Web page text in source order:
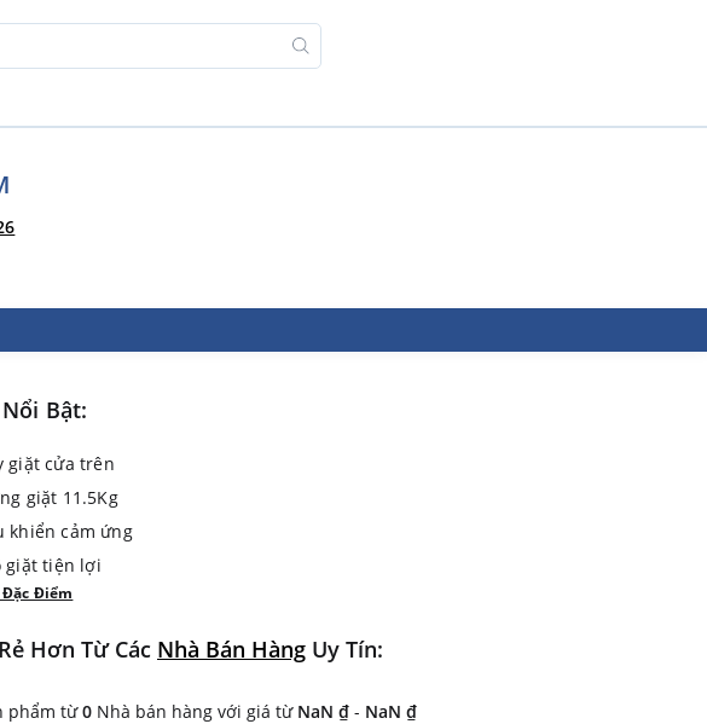
Bật:
giặt cửa trên
giặt 11.5Kg
khiển cảm ứng
giặt tiện lợi
dây Curoa
vắt 700 vòng/phútTự động vệ sinh lồng giặt
bằng thép không gỉ kháng khuẩn
Điểm
Hơn Từ Các Nhà Bán Hàng Uy Tín:
phẩm từ0 Nhà bán hàng với giá từ NaN ₫ - NaN ₫